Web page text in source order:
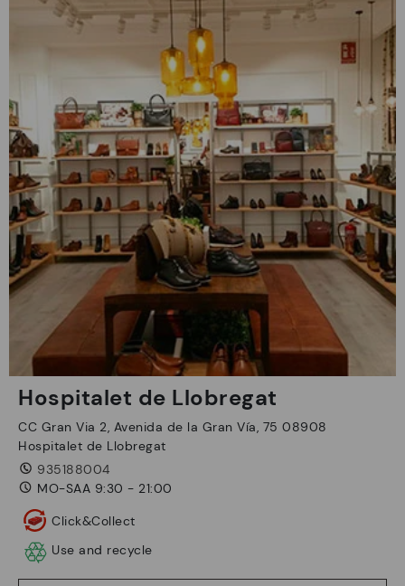
Hospitalet de Llobregat
CC Gran Via 2, Avenida de la Gran Vía, 75 08908
Hospitalet de Llobregat
935188004
MO-SAA 9:30 - 21:00
Click&Collect
Use and recycle